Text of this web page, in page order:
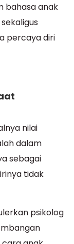
bahasa anak
percaya diri
nilai
dalam
sebagai
tidak
psikolog